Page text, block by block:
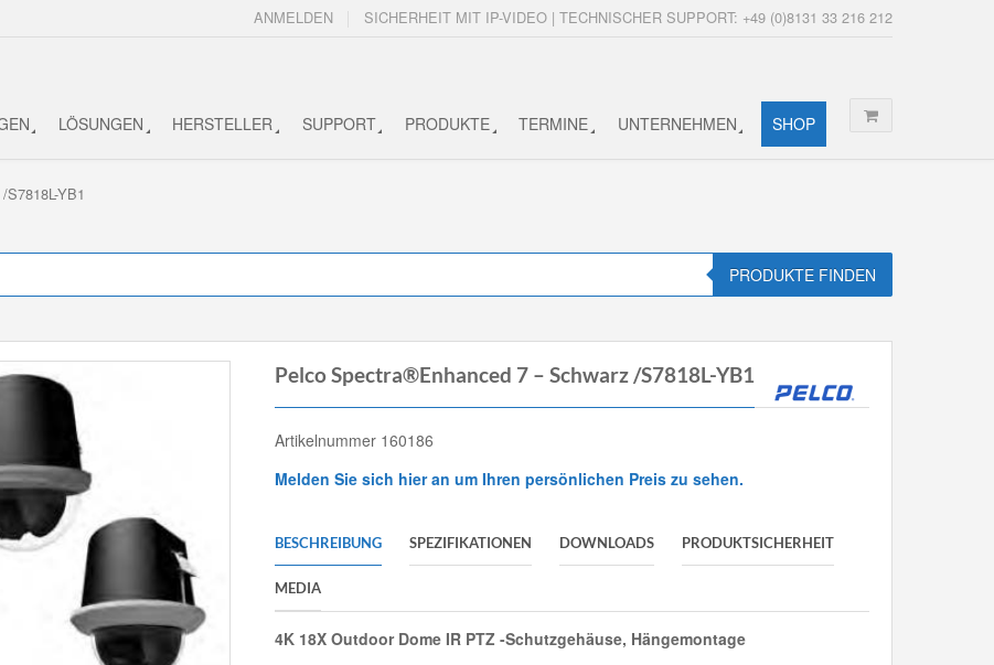
SICHERHEIT MIT IP-VIDEO | TECHNISCHER SUPPORT: +49 (0)8131 33 216 212
ANMELDEN
LÖSUNGEN HERSTELLER SUPPORT PRODUKTE TERMINE UNTERNEHMEN SHOP
YB1
PRODUKTE FINDEN
Pelco Spectra®Enhanced 7 – Schwarz /S7818L-YB1
Artikelnummer 160186
Melden Sie sich hier an um Ihren persönlichen Preis zu sehen.
BESCHREIBUNG SPEZIFIKATIONEN DOWNLOADS PRODUKTSICHERHEIT
MEDIA
4K 18X Outdoor Dome IR PTZ -Schutzgehäuse, Hängemontage